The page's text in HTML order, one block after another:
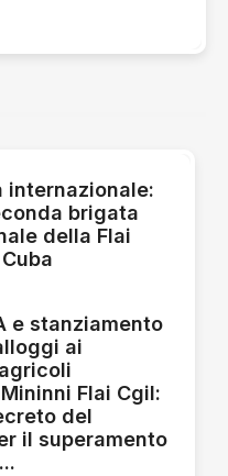
internazionale:
brigata
della Flai
e stanziamento
ai
Flai Cgil:
del
il superamento